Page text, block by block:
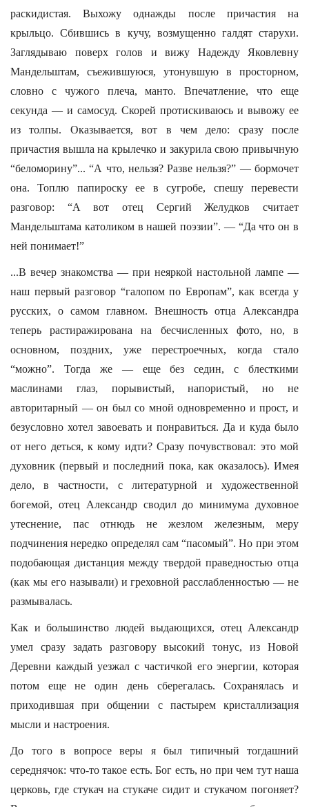
раскидистая. Выхожу однажды после причастия на
крыльцо. Сбившись в кучу, возмущенно галдят старухи.
Заглядываю поверх голов и вижу Надежду Яковлевну
Мандельштам, съежившуюся, утонувшую в просторном,
словно с чужого плеча, манто. Впечатление, что еще
секунда — и самосуд. Скорей протискиваюсь и вывожу ее
из толпы. Оказывается, вот в чем дело: сразу после
причастия вышла на крылечко и закурила свою привычную
“беломорину”... “А что, нельзя? Разве нельзя?” — бормочет
она. Топлю папироску ее в сугробе, спешу перевести
разговор: “А вот отец Сергий Желудков считает
Мандельштама католиком в нашей поэзии”. — “Да что он в
ней понимает!”
...В вечер знакомства — при неяркой настольной лампе —
наш первый разговор “галопом по Европам”, как всегда у
русских, о самом главном. Внешность отца Александра
теперь растиражирована на бесчисленных фото, но, в
основном, поздних, уже перестроечных, когда стало
“можно”. Тогда же — еще без седин, с блесткими
маслинами глаз, порывистый, напористый, но не
авторитарный — он был со мной одновременно и прост, и
безусловно хотел завоевать и понравиться. Да и куда было
от него деться, к кому идти? Сразу почувствовал: это мой
духовник (первый и последний пока, как оказалось). Имея
дело, в частности, с литературной и художественной
богемой, отец Александр сводил до минимума духовное
утеснение, пас отнюдь не жезлом железным, меру
подчинения нередко определял сам “пасомый”. Но при этом
подобающая дистанция между твердой праведностью отца
(как мы его называли) и греховной расслабленностью — не
размывалась.
Как и большинство людей выдающихся, отец Александр
умел сразу задать разговору высокий тонус, из Новой
Деревни каждый уезжал с частичкой его энергии, которая
потом еще не один день сберегалась. Сохранялась и
приходившая при общении с пастырем кристаллизация
мысли и настроения.
До того в вопросе веры я был типичный тогдашний
середнячок: что-то такое есть. Бог есть, но при чем тут наша
церковь, где стукач на стукаче сидит и стукачом погоняет?